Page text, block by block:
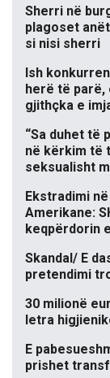
Sherri në
plagoset
si nisi sherri
Ish
herë të parë,
gjithçka e
“Sa duhet të
në kërkim të
seksualisht
Ekstradimi
Amerikane:
keqpërdorin
Skandal/ E
pretendimi
30 milionë
letra
E
prishet